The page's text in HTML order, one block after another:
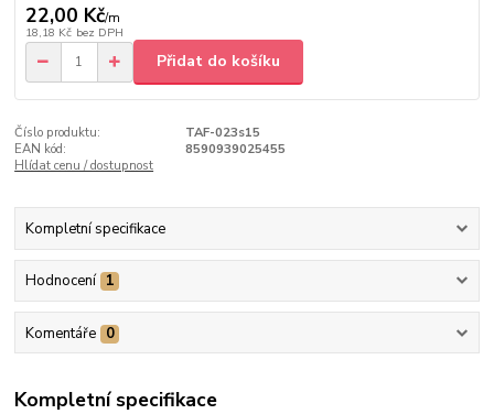
22,00 Kč/m
18,18 Kč bez DPH
Přidat do košíku
Číslo produktu:
TAF-023s15
EAN kód:
8590939025455
Hlídat cenu / dostupnost
Kompletní specifikace
Hodnocení 1
Komentáře 0
Kompletní specifikace